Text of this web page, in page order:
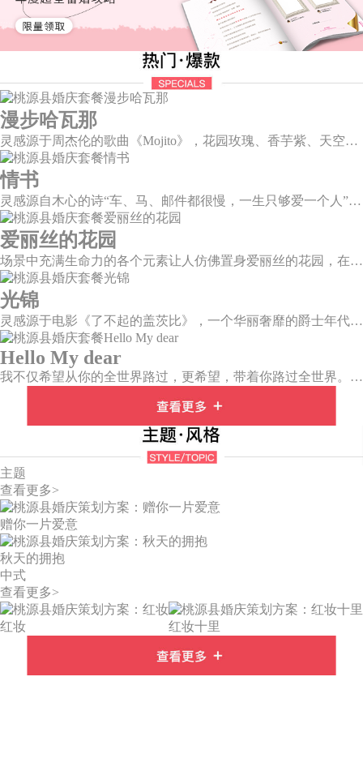
漫步哈瓦那
灵感源于周杰伦的歌曲《Mojito》，花园玫瑰、香芋紫、天空蓝等色彩碰撞出的热带风情，在多层次空间下大方异域光彩。因为遇见了爱情，整个世界都变得五彩斑斓。
情书
灵感源自木心的诗“车、马、邮件都很慢，一生只够爱一个人”。那是一个情书里的年代，见字如面，纸短情长，想为你再写一纸情书，一字一句掂量，把文字写成我思念的模样。
爱丽丝的花园
场景中充满生命力的各个元素让人仿佛置身爱丽丝的花园，在灼灼夏日迎面扑来一袭凉风，想化身精灵仙子，在瑰丽绚烂的花园里起舞。
光锦
灵感源于电影《了不起的盖茨比》，一个华丽奢靡的爵士年代，直线、对称、几何的应用是这个时代的独特烙印。优雅的小资情调如萦绕在鼻尖的醇香咖啡，历久弥香。
Hello My dear
我不仅希望从你的全世界路过，更希望，带着你路过全世界。不如，我们就从浪漫的土耳其开始吧~
主题
查看更多>
赠你一片爱意
秋天的拥抱
中式
查看更多>
红妆 红妆十里